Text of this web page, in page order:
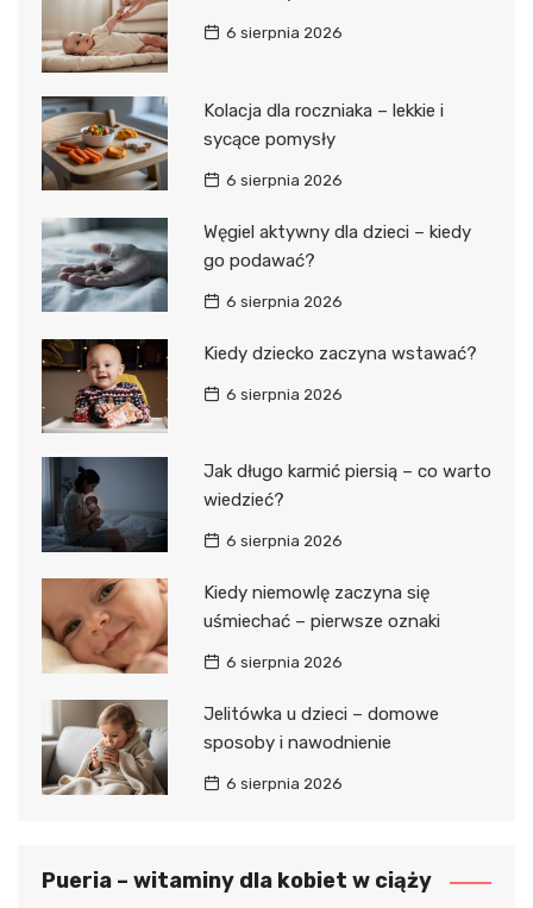
6 sierpnia 2026
Kolacja dla roczniaka – lekkie i
sycące pomysły
6 sierpnia 2026
Węgiel aktywny dla dzieci – kiedy
go podawać?
6 sierpnia 2026
Kiedy dziecko zaczyna wstawać?
6 sierpnia 2026
Jak długo karmić piersią – co warto
wiedzieć?
6 sierpnia 2026
Kiedy niemowlę zaczyna się
uśmiechać – pierwsze oznaki
6 sierpnia 2026
Jelitówka u dzieci – domowe
sposoby i nawodnienie
6 sierpnia 2026
Pueria – witaminy dla kobiet w ciąży